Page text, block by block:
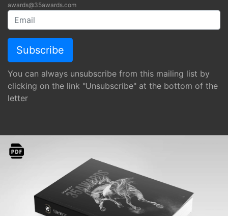
awards@35awards.com
You can always unsubscribe from this mailing list by
clicking on the link "Unsubscribe" at the bottom of the
letter